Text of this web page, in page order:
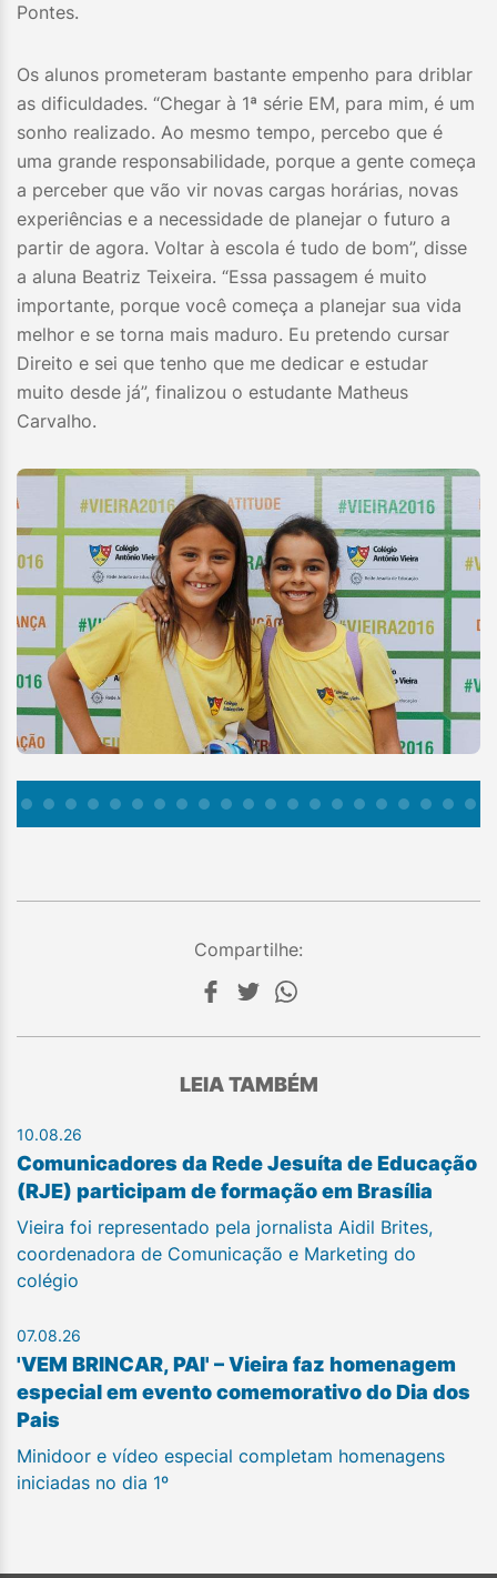
Pontes.
Os alunos prometeram bastante empenho para driblar
as dificuldades. “Chegar à 1ª série EM, para mim, é um
sonho realizado. Ao mesmo tempo, percebo que é
uma grande responsabilidade, porque a gente começa
a perceber que vão vir novas cargas horárias, novas
experiências e a necessidade de planejar o futuro a
partir de agora. Voltar à escola é tudo de bom”, disse
a aluna Beatriz Teixeira. “Essa passagem é muito
importante, porque você começa a planejar sua vida
melhor e se torna mais maduro. Eu pretendo cursar
Direito e sei que tenho que me dedicar e estudar
muito desde já”, finalizou o estudante Matheus
Carvalho.
Compartilhe:
LEIA TAMBÉM
10.08.26
Comunicadores da Rede Jesuíta de Educação
(RJE) participam de formação em Brasília
Vieira foi representado pela jornalista Aidil Brites,
coordenadora de Comunicação e Marketing do
colégio
07.08.26
'VEM BRINCAR, PAI' – Vieira faz homenagem
especial em evento comemorativo do Dia dos
Pais
Minidoor e vídeo especial completam homenagens
iniciadas no dia 1º